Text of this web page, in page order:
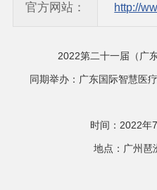
官方网站： http://
2022第二十一届（ 广
同期举办 ：广东国际智慧医
时间： 2022年7
地点：广州琶